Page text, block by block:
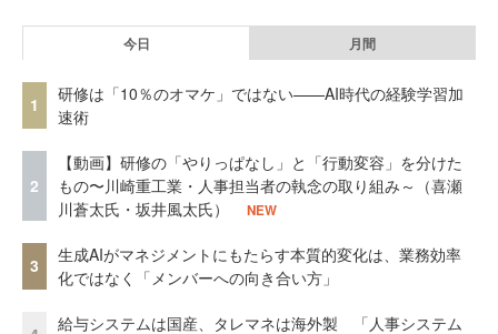
今日 月間
1
研修は「10％のオマケ」ではない——AI時代の経験学習加
速術
2
【動画】研修の「やりっぱなし」と「行動変容」を分けた
もの〜川崎重工業・人事担当者の執念の取り組み～（喜瀬
川蒼太氏・坂井風太氏）
NEW
3
生成AIがマネジメントにもたらす本質的変化は、業務効率
化ではなく「メンバーへの向き合い方」
給与システムは国産、タレマネは海外製 「人事システム